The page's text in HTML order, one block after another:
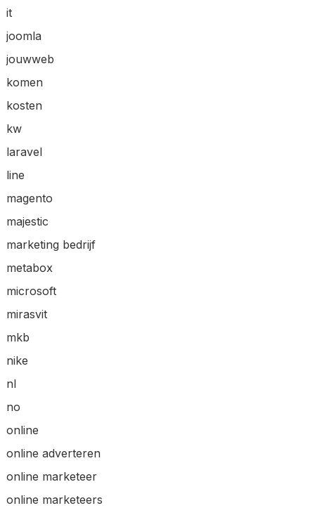
it
joomla
jouwweb
komen
kosten
kw
laravel
line
magento
majestic
marketing bedrijf
metabox
microsoft
mirasvit
mkb
nike
nl
no
online
online adverteren
online marketeer
online marketeers